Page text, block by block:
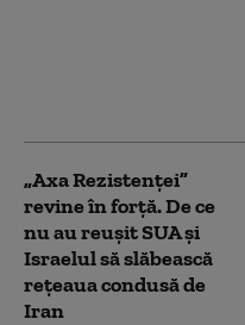
„Axa Rezistenței”
revine în forță. De ce
nu au reușit SUA și
Israelul să slăbească
rețeaua condusă de
Iran